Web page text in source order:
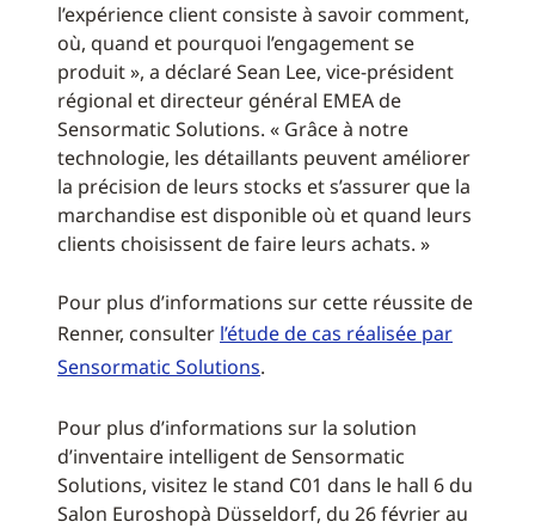
l’expérience client consiste à savoir comment,
où, quand et pourquoi l’engagement se
produit », a déclaré Sean Lee, vice-président
régional et directeur général EMEA de
Sensormatic Solutions. « Grâce à notre
technologie, les détaillants peuvent améliorer
la précision de leurs stocks et s’assurer que la
marchandise est disponible où et quand leurs
clients choisissent de faire leurs achats. »
Pour plus d’informations sur cette réussite de
Renner, consulter l’étude de cas réalisée par
Sensormatic Solutions.
Pour plus d’informations sur la solution
d’inventaire intelligent de Sensormatic
Solutions, visitez le stand C01 dans le hall 6 du
Salon Euroshopà Düsseldorf, du 26 février au